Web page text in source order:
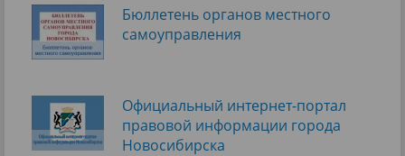
Бюллетень органов местного
самоуправления
Официальный интернет-портал
правовой информации города
Новосибирска